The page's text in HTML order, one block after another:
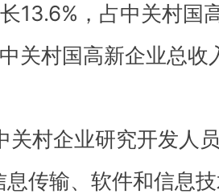
13.6%，占中关村国
关村国高新企业总收
关村企业研究开发人
传输、软件和信息